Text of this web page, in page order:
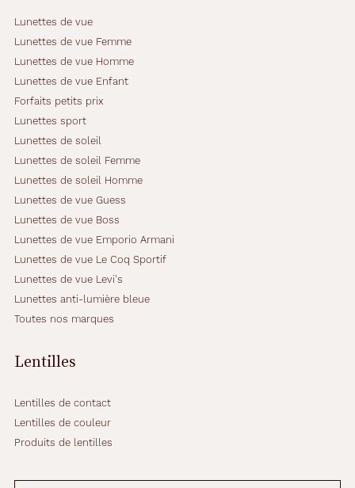
Lunettes de vue
Lunettes de vue Femme
Lunettes de vue Homme
Lunettes de vue Enfant
Forfaits petits prix
Lunettes sport
Lunettes de soleil
Lunettes de soleil Femme
Lunettes de soleil Homme
Lunettes de vue Guess
Lunettes de vue Boss
Lunettes de vue Emporio Armani
Lunettes de vue Le Coq Sportif
Lunettes de vue Levi's
Lunettes anti-lumière bleue
Toutes nos marques
Lentilles
Lentilles de contact
Lentilles de couleur
Produits de lentilles